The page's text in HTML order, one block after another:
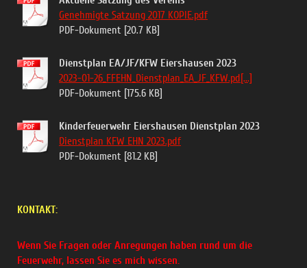
Genehmigte Satzung 2017 KOPIE.pdf
PDF-Dokument [20.7 KB]
Dienstplan EA/JF/KFW Eiershausen 2023
2023-01-26_FFEHN_Dienstplan_EA_JF_KFW.pd[...]
PDF-Dokument [175.6 KB]
Kinderfeuerwehr Eiershausen Dienstplan 2023
Dienstplan KFW EHN 2023.pdf
PDF-Dokument [81.2 KB]
KONTAKT:
Wenn Sie Fragen oder Anregungen haben rund um die
Feuerwehr, lassen Sie es mich wissen.